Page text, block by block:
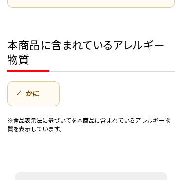
本商品に含まれているアレルギー
物質
かに
※食品表示法に基づいてを本商品に含まれているアレルギー物
質を表示しています。